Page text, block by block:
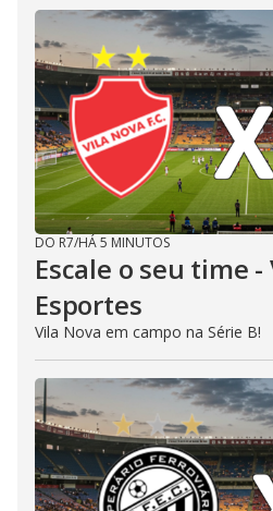
DO R7/HÁ 5 MINUTOS
Escale o seu time
Esportes
Vila Nova em campo na Série B!